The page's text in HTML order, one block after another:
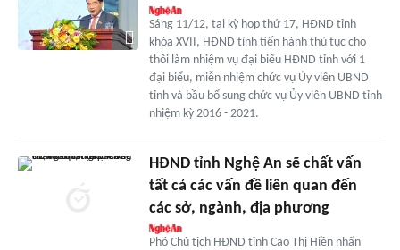
Sáng 11/12, tại kỳ họp thứ 17, HĐND tỉnh
khóa XVII, HĐND tỉnh tiến hành thủ tục cho
thôi làm nhiệm vụ đại biểu HĐND tỉnh với 1
đại biểu, miễn nhiệm chức vụ Ủy viên UBND
tỉnh và bầu bổ sung chức vụ Ủy viên UBND tỉnh
nhiệm kỳ 2016 - 2021.
HĐND tỉnh Nghệ An sẽ chất vấn
tất cả các vấn đề liên quan đến
các sở, ngành, địa phương
Phó Chủ tịch HĐND tỉnh Cao Thị Hiền nhấn